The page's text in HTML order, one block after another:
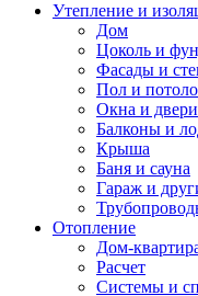
Утепление и
Дом
Цоколь и
Фасады и
Пол и
Окна и двери
Балконы и
Крыша
Баня и сауна
Гараж и
Отопление
Дом-
Расчет
Системы и